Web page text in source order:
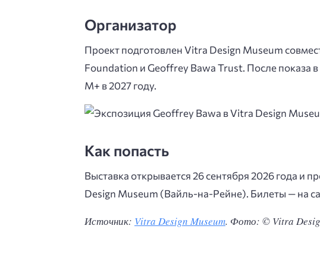
Организатор
Проект подготовлен Vitra Design Museum
Foundation и Geoffrey Bawa Trust. После показа
M+ в 2027 году.
Как попасть
Выставка открывается 26 сентября 2026 года и
Design Museum (Вайль-на-Рейне). Билеты — на
Источник: Vitra Design Museum. Фото: © Vitra